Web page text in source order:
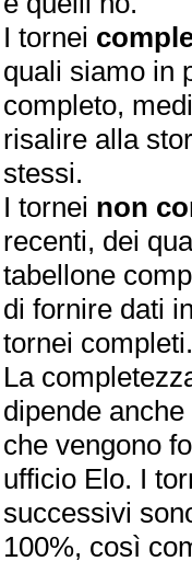
I tornei
quali siamo in
completo,
risalire alla
stessi.
I tornei non
recenti, dei
tabellone
di fornire dati
tornei completi.
La
dipende
che vengono
ufficio Elo. I
successivi
100%, così